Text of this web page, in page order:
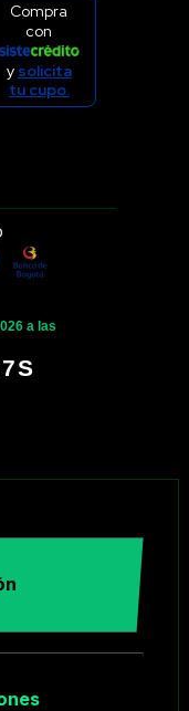
Compra
con
y solicita
tu cupo.
a las